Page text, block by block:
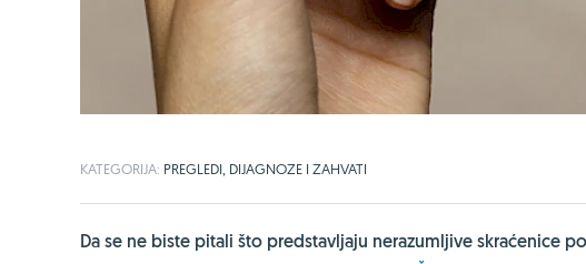
KATEGORIJA: PREGLEDI, DIJAGNOZE I ZAHVATI
Da se ne biste pitali što predstavljaju nerazumljive skraćenice